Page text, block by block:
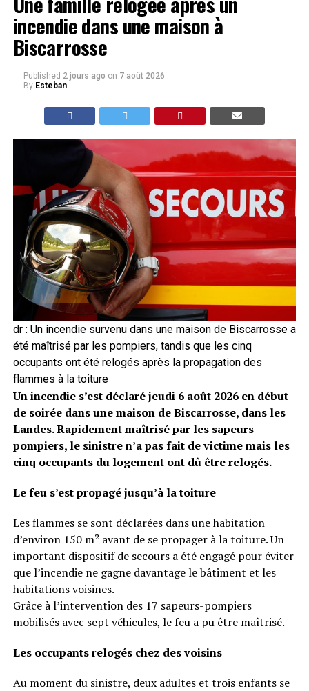
incendie dans une maison à
Biscarrosse
Published 2 jours ago on 7 août 2026
By Esteban
dr : Un incendie survenu dans une maison de Biscarrosse a
été maîtrisé par les pompiers, tandis que les cinq
occupants ont été relogés après la propagation des
flammes à la toiture
Un incendie s’est déclaré jeudi 6 août 2026 en début
de soirée dans une maison de Biscarrosse, dans les
Landes. Rapidement maîtrisé par les sapeurs-
pompiers, le sinistre n’a pas fait de victime mais les
cinq occupants du logement ont dû être relogés.
Le feu s’est propagé jusqu’à la toiture
Les flammes se sont déclarées dans une habitation
d’environ 150 m² avant de se propager à la toiture. Un
important dispositif de secours a été engagé pour éviter
que l’incendie ne gagne davantage le bâtiment et les
habitations voisines.
Grâce à l’intervention des 17 sapeurs-pompiers
mobilisés avec sept véhicules, le feu a pu être maîtrisé.
Les occupants relogés chez des voisins
Au moment du sinistre, deux adultes et trois enfants se